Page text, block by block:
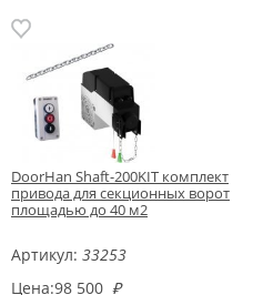
DoorHan Shaft-200KIT комплект
привода для секционных ворот
площадью до 40 м2
Артикул: 33253
Цена:98 500 ₽